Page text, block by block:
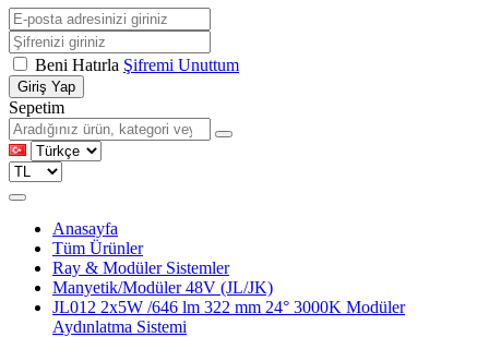
Beni Hatırla Şifremi Unuttum
Giriş Yap
Sepetim
Anasayfa
Tüm Ürünler
Ray & Modüler Sistemler
Manyetik/Modüler 48V (JL/JK)
JL012 2x5W /646 lm 322 mm 24° 3000K Modüler
Aydınlatma Sistemi